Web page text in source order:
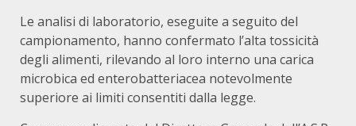
Le analisi di laboratorio, eseguite a seguito del
campionamento, hanno confermato l’alta tossicità
degli alimenti, rilevando al loro interno una carica
microbica ed enterobatteriacea notevolmente
superiore ai limiti consentiti dalla legge.